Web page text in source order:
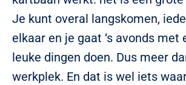
Je kunt overal langskomen,
elkaar en je gaat ‘s avonds met
leuke dingen doen. Dus meer
werkplek. En dat is wel iets